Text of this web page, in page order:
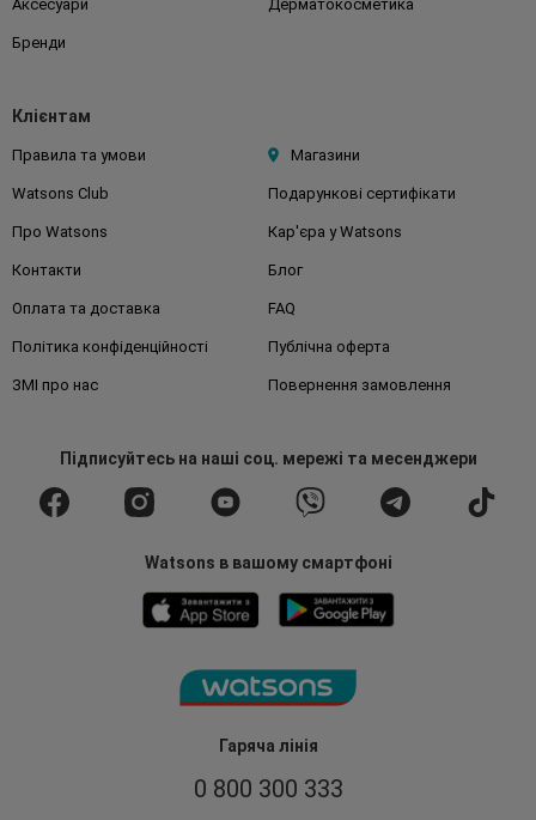
Гаряча лінія
0 800 300 333
Аксесуари Дерматокосметика
Бренди
Клієнтам
Правила та умови Магазини
Watsons Club Подарункові сертифікати
Про Watsons Кар'єра у Watsons
Контакти Блог
Оплата та доставка FAQ
Політика конфіденційності Публічна оферта
ЗМІ про нас Повернення замовлення
Підписуйтесьна наші соц. мережі та месенджери
Watsons в вашому смартфоні